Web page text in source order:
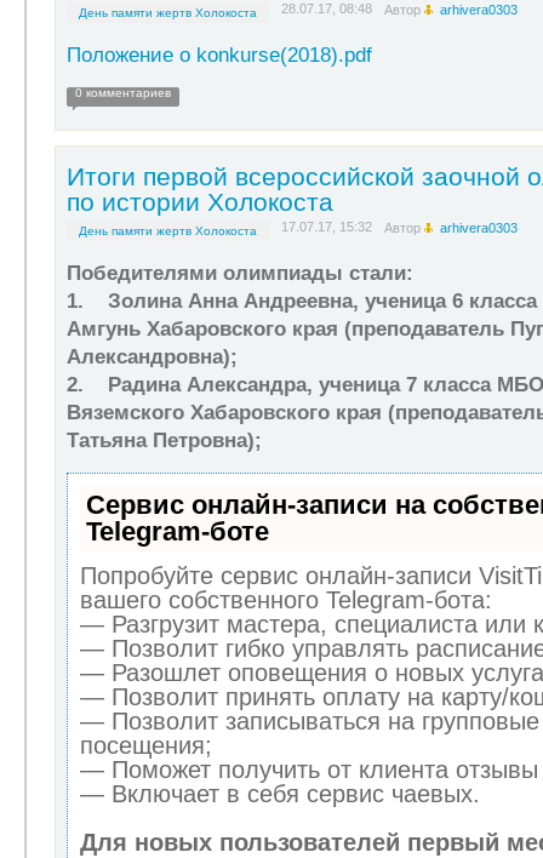
День памяти жертв Холокоста 28.07.17, 08:48 Автор arhivera0303
Положение o konkurse(2018).pdf
0 комментариев
Итоги первой всероссийской заочной
по истории Холокоста
День памяти жертв Холокоста 17.07.17, 15:32 Автор arhivera0303
Победителями олимпиады стали:
1. Золина Анна Андреевна, ученица 6
Амгунь Хабаровского края (преподаватель
Александровна);
2. Радина Александра, ученица 7 класса
Вяземского Хабаровского края
Татьяна Петровна);
Сервис онлайн-записи на
Telegram-боте
Попробуйте сервис онлайн-записи
вашего собственного Telegram-бота:
— Разгрузит мастера, специалиста или
— Позволит гибко управлять
— Разошлет оповещения о новых
— Позволит принять оплату на карту/
— Позволит записываться на
посещения;
— Поможет получить от клиента отзывы
— Включает в себя сервис чаевых.
Для новых пользователей первый